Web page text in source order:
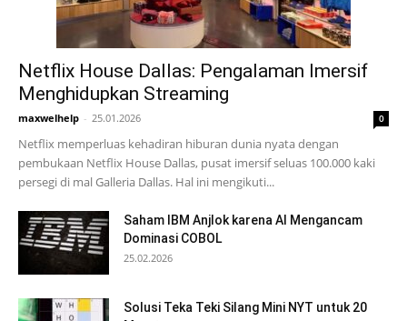
Netflix House Dallas: Pengalaman Imersif
Menghidupkan Streaming
maxwelhelp - 25.01.2026 0
Netflix memperluas kehadiran hiburan dunia nyata dengan
pembukaan Netflix House Dallas, pusat imersif seluas 100.000 kaki
persegi di mal Galleria Dallas. Hal ini mengikuti...
Saham IBM Anjlok karena AI Mengancam
Dominasi COBOL
25.02.2026
Solusi Teka Teki Silang Mini NYT untuk 20